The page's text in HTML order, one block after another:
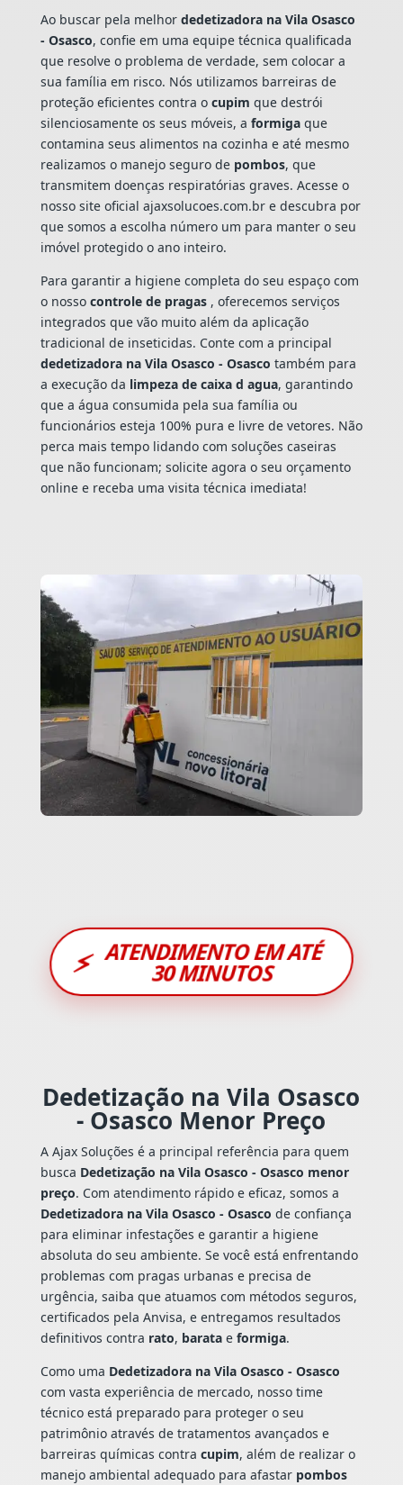
Ao buscar pela melhor dedetizadora na Vila Osasco
- Osasco, confie em uma equipe técnica qualificada
que resolve o problema de verdade, sem colocar a
sua família em risco. Nós utilizamos barreiras de
proteção eficientes contra o cupim que destrói
silenciosamente os seus móveis, a formigaque
contamina seus alimentos na cozinha e até mesmo
realizamos o manejo seguro de pombos, que
transmitem doenças respiratórias graves. Acesse o
nosso site oficial ajaxsolucoes.com.br e descubra por
que somos a escolha número um para manter o seu
imóvel protegido o ano inteiro.
Para garantir a higiene completa do seu espaço com
o nosso controle de pragas , oferecemos serviços
integrados que vão muito além da aplicação
tradicional de inseticidas. Conte com a principal
dedetizadora na Vila Osasco - Osasco também para
a execução da limpeza de caixa d agua, garantindo
que a água consumida pela sua família ou
funcionários esteja 100% pura e livre de vetores. Não
perca mais tempo lidando com soluções caseiras
que não funcionam; solicite agora o seu orçamento
online e receba uma visita técnica imediata!
⚡ ATENDIMENTO EM ATÉ
30 MINUTOS
Dedetização na Vila Osasco
- Osasco Menor Preço
A Ajax Soluções é a principal referência para quem
busca Dedetização na Vila Osasco - Osasco menor
preço. Com atendimento rápido e eficaz, somos a
Dedetizadora na Vila Osasco - Osasco de confiança
para eliminar infestações e garantir a higiene
absoluta do seu ambiente. Se você está enfrentando
problemas com pragas urbanas e precisa de
urgência, saiba que atuamos com métodos seguros,
certificados pela Anvisa, e entregamos resultados
definitivos contra rato, baratae formiga.
Como uma Dedetizadora na Vila Osasco - Osasco
com vasta experiência de mercado, nosso time
técnico está preparado para proteger o seu
patrimônio através de tratamentos avançados e
barreiras químicas contra cupim, além de realizar o
manejo ambiental adequado para afastar pombos